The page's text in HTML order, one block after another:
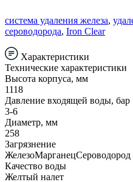
система удаления железа,
сероводорода, Iron Clear
Характеристики
Технические характеристики
Высота корпуса, мм
1118
Давление входящей воды, бар
3-6
Диаметр, мм
258
Загрязнение
ЖелезоМарганецСероводород
Качество воды
Желтый налет